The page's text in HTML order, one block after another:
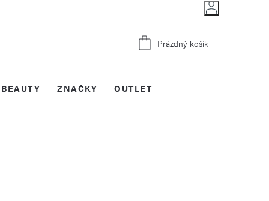
Nákupní
Prázdný košík
BEAUTY OUTLET
ZNAČKY